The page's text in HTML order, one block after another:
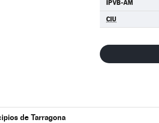
IPVB-AM
CIU
de Tarragona